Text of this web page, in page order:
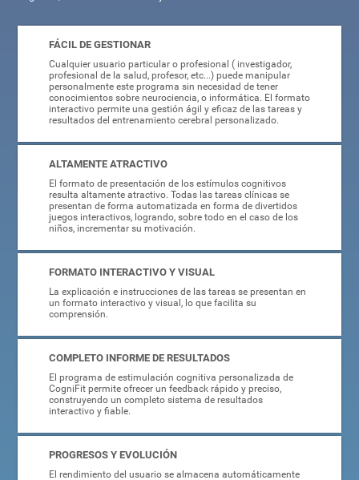
FÁCIL DE GESTIONAR
Cualquier usuario particular o profesional ( investigador,
profesional de la salud, profesor, etc...) puede manipular
personalmente este programa sin necesidad de tener
conocimientos sobre neurociencia, o informática. El formato
interactivo permite una gestión ágil y eficaz de las tareas y
resultados del entrenamiento cerebral personalizado.
ALTAMENTE ATRACTIVO
El formato de presentación de los estímulos cognitivos
resulta altamente atractivo. Todas las tareas clínicas se
presentan de forma automatizada en forma de divertidos
juegos interactivos, logrando, sobre todo en el caso de los
niños, incrementar su motivación.
FORMATO INTERACTIVO Y VISUAL
La explicación e instrucciones de las tareas se presentan en
un formato interactivo y visual, lo que facilita su
comprensión.
COMPLETO INFORME DE RESULTADOS
El programa de estimulación cognitiva personalizada de
CogniFit permite ofrecer un feedback rápido y preciso,
construyendo un completo sistema de resultados
interactivo y fiable.
PROGRESOS Y EVOLUCIÓN
El rendimiento del usuario se almacena automáticamente